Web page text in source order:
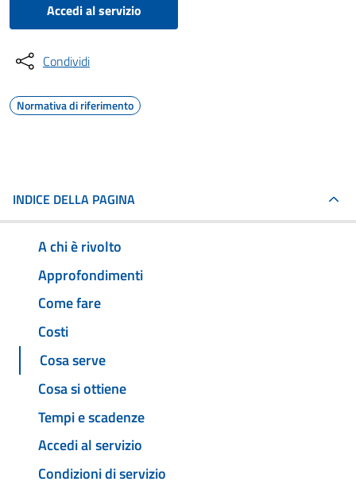
Accedi al servizio
Condividi
Normativa di riferimento
INDICE DELLA PAGINA
A chi è rivolto
Approfondimenti
Come fare
Costi
Cosa serve
Cosa si ottiene
Tempi e scadenze
Accedi al servizio
Condizioni di servizio